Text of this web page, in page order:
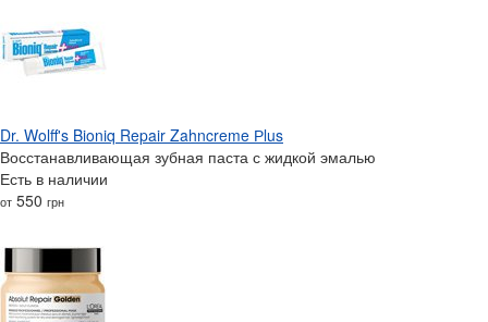
Dr. Wolff's Bioniq Repair Zahncreme Рlus
Восстанавливающая зубная паста с жидкой эмалью
Есть в наличии
от 550 грн